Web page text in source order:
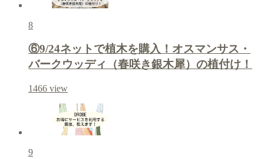
8
⑥9/24ネットで植木を購入！オスマンサス・
バークウッディ（春咲き銀木犀）の植付け！
1466 view
9